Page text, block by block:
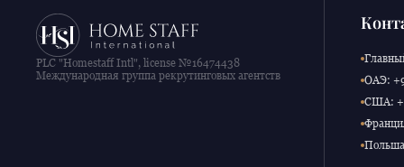
PLC "Homestaff Intl", license №16474438
Международная группа рекрутинговых агентств
ОАЭ:
США: